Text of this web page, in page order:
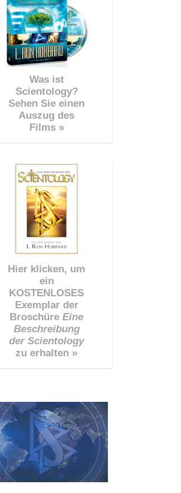
Was ist
Scientology?
Sehen Sie einen
Auszug des
Films »
Hier klicken, um
ein
KOSTENLOSES
Exemplar der
Broschüre Eine
Beschreibung
der Scientology
zu erhalten »